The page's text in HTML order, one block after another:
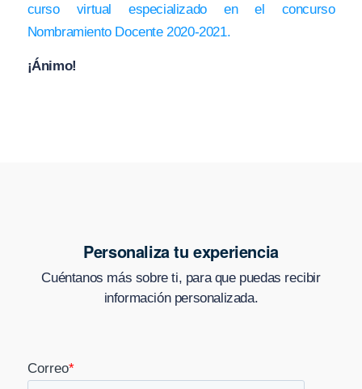
curso virtual especializado en el concurso
Nombramiento Docente 2020-2021.
¡Ánimo!
Personaliza tu experiencia
Cuéntanos más sobre ti, para que puedas recibir
información personalizada.